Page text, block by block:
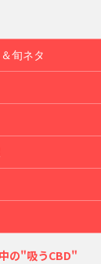
旬ネタ
中の"吸うCBD"